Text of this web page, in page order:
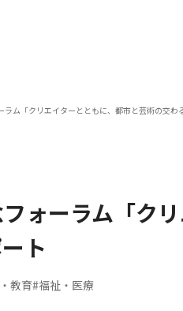
ラム「クリエイターとともに、都市と芸術の交
ォーラム「ク
ト
教育#福祉・医療